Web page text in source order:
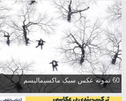
60 نمونه عکس سبک ماکسیمالیسم